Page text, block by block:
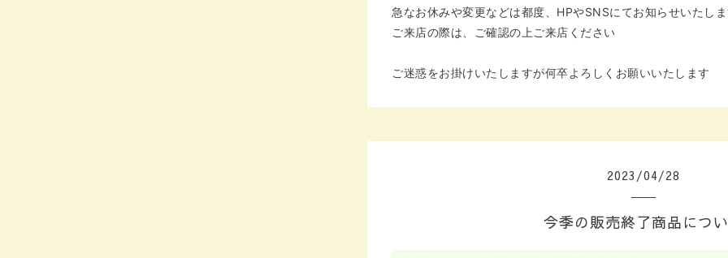
急なお休みや変更などは都度、HPやSNSにてお知らせいたし
ご来店の際は、ご確認の上 ご来店ください
ご迷惑をお掛けいたしますが何卒よろしくお願いいたします
2023 /04/28
今季の販売終了商品につ